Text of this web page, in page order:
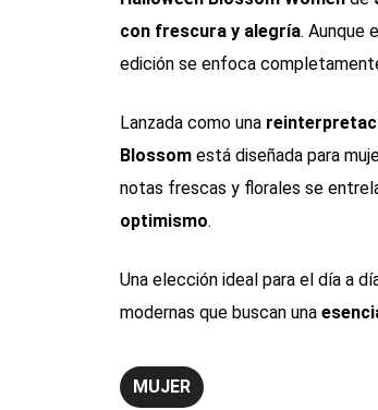
con frescura y alegría. Aunque
edición se enfoca
Lanzada como una
Blossomestá diseñada para
notas frescas y florales se
optimismo.
Una elección ideal para el día a
modernas que buscan una
MUJER